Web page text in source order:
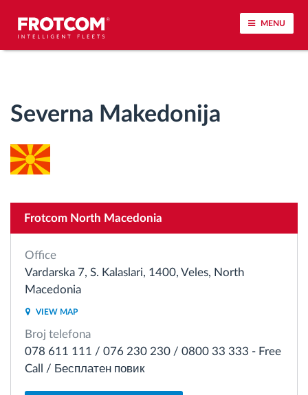
MENU
Analiza ponašanja u vožnji
Praćenje vremena vožnje
Kontrola pristupa
Upravljanje gorivom
Planiranje i nadgledanje rute
Severna Makedonija
Frotcom North Macedonia
Office
Vardarska 7, S. Kalaslari, 1400, Veles, North
Macedonia
VIEW MAP
Broj telefona
078 611 111 / 076 230 230 / 0800 33 333 - Free
Call / Бесплатен повик